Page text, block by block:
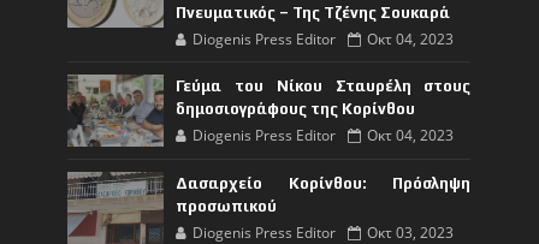
Πνευματικός – Της Τζένης Σουκαρά
Diogenis Press Editor Οκτ 04, 2023
Γεύμα του Νίκου Σταυρέλη στους
δημοσιογράφους της Κορίνθου
Diogenis Press Editor Οκτ 04, 2023
Δασαρχείο Κορίνθου: Πρόσληψη
προσωπικού
Diogenis Press Editor Οκτ 03, 2023